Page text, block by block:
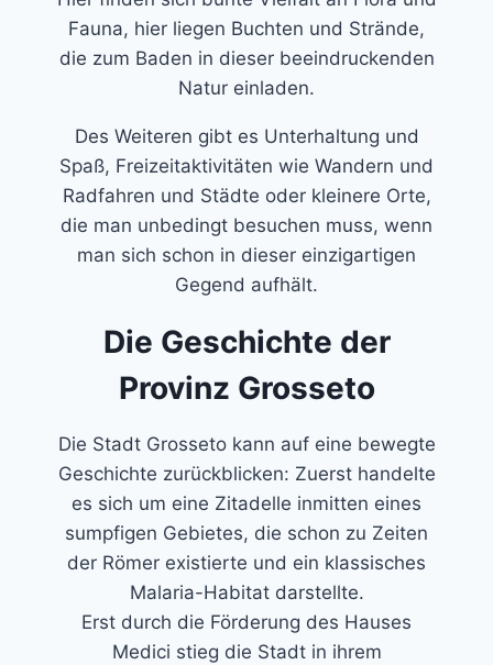
Fauna, hier liegen Buchten und Strände,
die zum Baden in dieser beeindruckenden
Natur einladen.
Des Weiteren gibt es Unterhaltung und
Spaß, Freizeitaktivitäten wie Wandern und
Radfahren und Städte oder kleinere Orte,
die man unbedingt besuchen muss, wenn
man sich schon in dieser einzigartigen
Gegend aufhält.
Die Geschichte der
Provinz Grosseto
Die Stadt Grosseto kann auf eine bewegte
Geschichte zurückblicken: Zuerst handelte
es sich um eine Zitadelle inmitten eines
sumpfigen Gebietes, die schon zu Zeiten
der Römer existierte und ein klassisches
Malaria-Habitat darstellte.
Erst durch die Förderung des Hauses
Medici stieg die Stadt in ihrem